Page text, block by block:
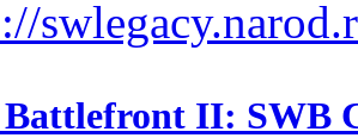
II: SWB